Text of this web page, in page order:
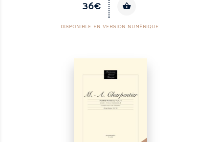
36€
DISPONIBLE EN VERSION NUMÉRIQUE